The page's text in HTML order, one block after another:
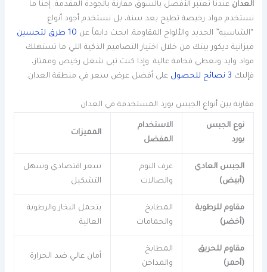
العدان عندنا تعتبر الأفضل بالسوق مقارنة بالجودة المقدمة. إحنا ما
نستخدم مواد رخيصة تطيح بعد سنة، بل نستخدم أجود أنواع
“الشاسيه” الحديد والألواح المقاومة. ابحث دايماً عن 10 طرق لتحسين
ميزانية ديكور بيتك من خلال اختيار التصاميم الذكية اللي ما تستهلك
مواد وايد وتعطي فخامة عالية. وإذا كنت تبي شغل رخيص وممتاز،
فإليك 3 نصائح للحصول على أفضل عرض سعر في منطقة العدان.
مقارنة بين أنواع الجبس بورد المستخدمة في العدان
نوع الجبس
بورد
الاستخدام
المفضل
المميزات
الجبس العادي
(أبيض)
غرف النوم
والصالات
سعر اقتصادي وسهل
التشكيل
مقاوم للرطوبة
(أخضر)
المطابخ
والحمامات
يتحمل البخار والرطوبة
العالية
مقاوم للحريق
(أحمر)
المطابخ
والمداخن
أمان عالي ضد الحرارة